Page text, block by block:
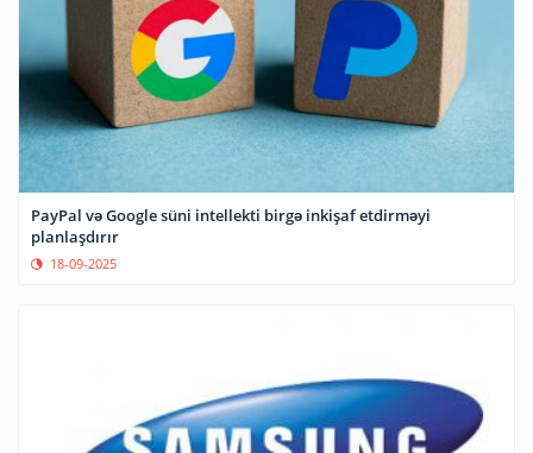
PayPal və Google süni intellekti birgə inkişaf etdirməyi
planlaşdırır
18-09-2025